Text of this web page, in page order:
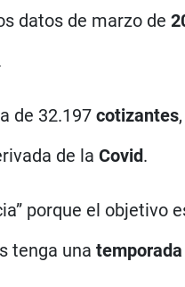
datos de marzo de
de 32.197 cotizantes
de la Covid.
porque el objetivo
tenga una